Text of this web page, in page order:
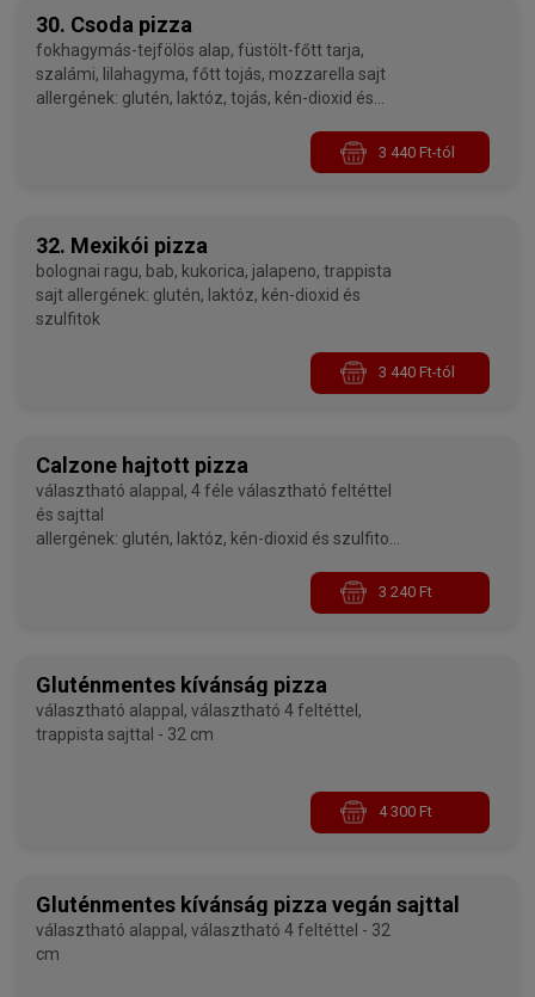
30. Csoda pizza
fokhagymás-tejfölös alap, füstölt-főtt tarja,
szalámi, lilahagyma, főtt tojás, mozzarella sajt
allergének: glutén, laktóz, tojás, kén-dioxid és
3 440 Ft-tól
32. Mexikói pizza
bolognai ragu, bab, kukorica, jalapeno, trappista
sajt allergének: glutén, laktóz, kén-dioxid és
szulfitok
3 440 Ft-tól
Calzone hajtott pizza
választható alappal, 4 féle választható feltéttel
és sajttal
allergének: glutén, laktóz, kén-dioxid és szulfitok
3 240 Ft
Gluténmentes kívánság pizza
választható alappal, választható 4 feltéttel,
trappista sajttal - 32 cm
4 300 Ft
Gluténmentes kívánság pizza vegán sajttal
választható alappal, választható 4 feltéttel - 32
cm